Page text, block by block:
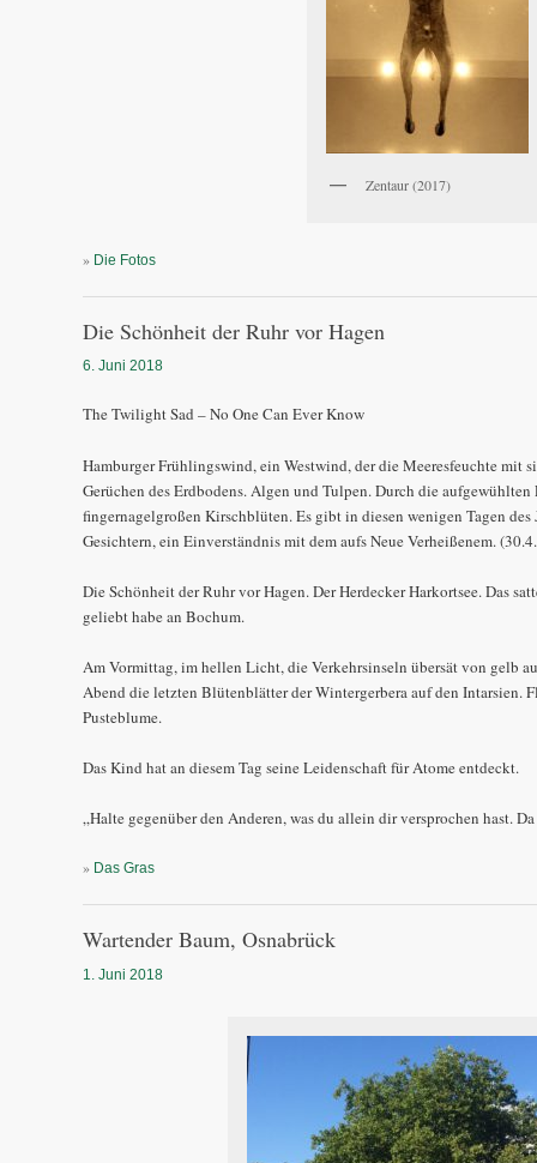
Zentaur (2017)
» Die Fotos
Die Schönheit der Ruhr vor Hagen
6. Juni 2018
The Twilight Sad – No One Can Ever Know
Hamburger Frühlingswind, ein Westwind, der die Meeresfeuchte mit
Gerüchen des Erdbodens. Algen und Tulpen. Durch die
fingernagelgroßen Kirschblüten. Es gibt in diesen wenigen Tagen des
Gesichtern, ein Einverständnis mit dem aufs Neue Verheißenem.
Die Schönheit der Ruhr vor Hagen. Der Herdecker Harkortsee. Das
geliebt habe an Bochum.
Am Vormittag, im hellen Licht, die Verkehrsinseln übersät von gelb
Abend die letzten Blütenblätter der Wintergerbera auf den Intarsien.
Pusteblume.
Das Kind hat an diesem Tag seine Leidenschaft für Atome entdeckt.
„Halte gegenüber den Anderen, was du allein dir versprochen hast.
» Das Gras
Wartender Baum, Osnabrück
1. Juni 2018